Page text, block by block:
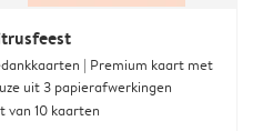
| Premium kaart met
uit 3 papierafwerkingen
van 10 kaarten